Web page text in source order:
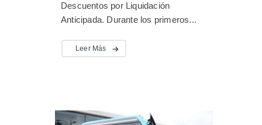
Descuentos por Liquidación
Anticipada. Durante los primeros...
Leer Más